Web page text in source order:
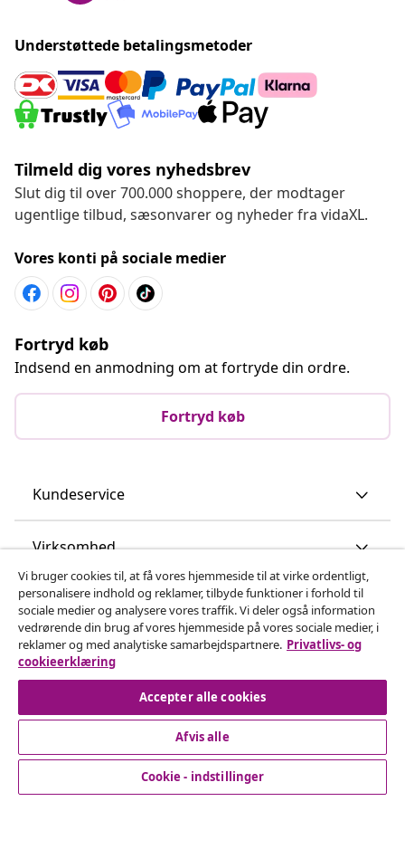
Understøttede betalingsmetoder
Tilmeld dig vores nyhedsbrev
Slut dig til over 700.000 shoppere, der modtager
ugentlige tilbud, sæsonvarer og nyheder fra vidaXL.
Vores konti på sociale medier
Fortryd køb
Indsend en anmodning om at fortryde din ordre.
Fortryd køb
Kundeservice
Virksomhed
vidaXL
Opdag mere
© 2008-2026 www.vidaxl.dk er et website under vidaXL
Vi bruger cookies til, at få vores hjemmeside til at virke ordentligt,
personalisere indhold og reklamer, tilbyde funktioner i forhold til
sociale medier og analysere vores traffik. Vi deler også information
vedrørende din brug af vores hjemmeside på vores sociale medier, i
reklamer og med analytiske samarbejdspartnere. Privatlivs- og
cookieerklæring
Accepter alle cookies
Afvis alle
Cookie - indstillinger